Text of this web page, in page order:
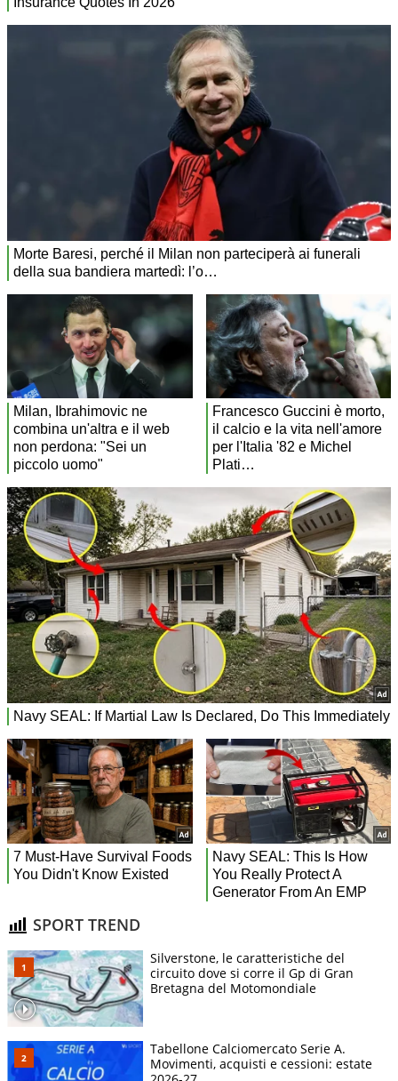
SPORT TREND
Silverstone, le caratteristiche del
circuito dove si corre il Gp di Gran
Bretagna del Motomondiale
Tabellone Calciomercato Serie A.
Movimenti, acquisti e cessioni: estate